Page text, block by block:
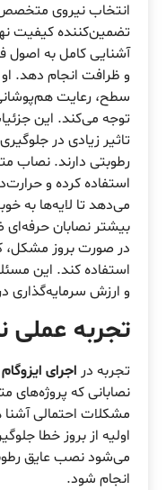
انتخاب نیروی
تضمین‌کننده کیفیت
آشنایی کامل به اصول
و ظرافت انجام دهد.
سطح، رعایت
توجه می‌کند. این
تاثیر زیادی در
رطوبتی دارند. نصاب
استفاده کرده و
می‌دهد تا لایه‌ها به
بیشتر نصابان حرفه‌ای
در صورت بروز مشکل،
استفاده کند. این
و ارزش سرمایه‌گذاری
تجربه عملی
تجربه در اجرای
نصابانی که پروژه‌های
مشکلات احتمالی
اولیه از بروز خطا
می‌شود نصب عایق
انجام شود.